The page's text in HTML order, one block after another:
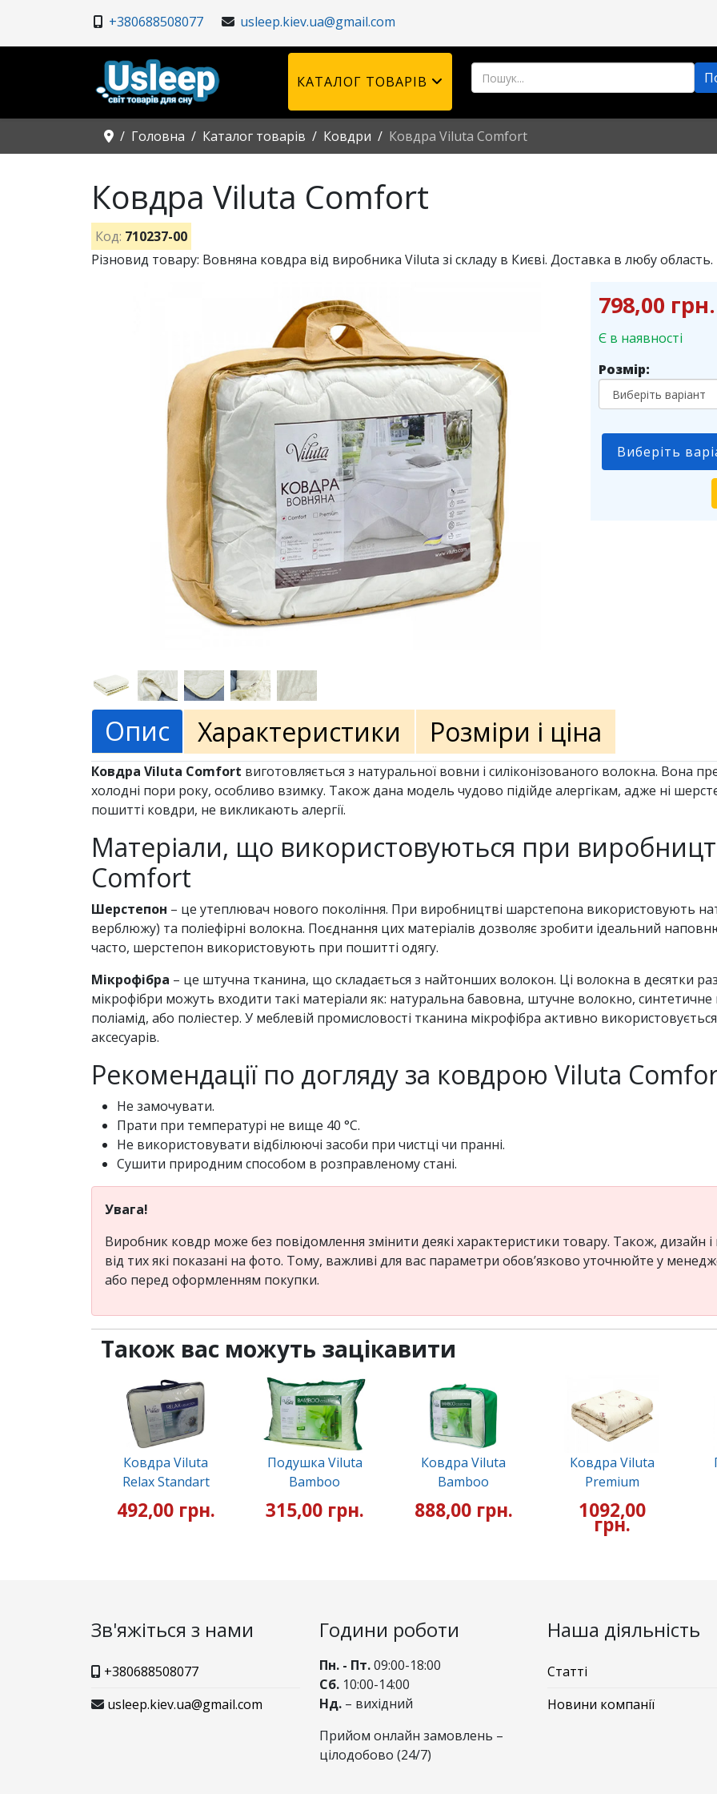
+380688508077 usleep.kiev.ua@gmail.com
КАТАЛОГ ТОВАРІВ
Головна Каталог товарів Ковдри Ковдра Viluta Comfort
Ковдра Viluta Comfort
Код: 710237-00
Різновид товару: Вовняна ковдра від виробника Viluta зі складу в Києві. Доставка в любу
798,00 грн.
Є в наявності
Розмір:
Виберіть
Опис Характеристики Розміри і ціна
Ковдра Viluta Comfort виготовляється з натуральної вовни і силіконізованого волокна. Вона
холодні пори року, особливо взимку. Також дана модель чудово підійде алергікам, адже ні
пошитті ковдри, не викликають алергії.
Матеріали, що використовуються при
Comfort
Шерстепон – це утеплювач нового покоління. При виробництві шарстепона використовують
верблюжу) та поліефірні волокна. Поєднання цих матеріалів дозволяє зробити ідеальний
часто, шерстепон використовують при пошитті одягу.
Мікрофібра – це штучна тканина, що складається з найтонших волокон. Ці волокна в десятки
мікрофібри можуть входити такі матеріали як: натуральна бавовна, штучне волокно, синтетичне
поліамід, або поліестер. У меблевій промисловості тканина мікрофібра активно
аксесуарів.
Рекомендації по догляду за ковдрою Viluta
Не замочувати.
Прати при температурі не вище 40 °C.
Не використовувати відбілюючі засоби при чистці чи пранні.
Сушити природним способом в розправленому стані.
Увага!
Виробник ковдр може без повідомлення змінити деякі характеристики товару. Також, дизайн і
від тих які показані на фото. Тому, важливі для вас параметри обов’язково уточнюйте у
або перед оформленням покупки.
Також вас можуть зацікавити
Ковдра Viluta
Relax Standart
492,00 грн.
Подушка Viluta
Bamboo
315,00 грн.
Ковдра Viluta
Bamboo
888,00 грн.
Ковдра Viluta
Premium
1092,00
грн.
Зв'яжіться з нами
+380688508077
usleep.kiev.ua@gmail.com
Години роботи
Пн. - Пт.09:00-18:00
Сб. 10:00-14:00
Нд. – вихідний
Прийом онлайн замовлень –
цілодобово (24/7)
Наша діяльність
Статті
Новини компанії